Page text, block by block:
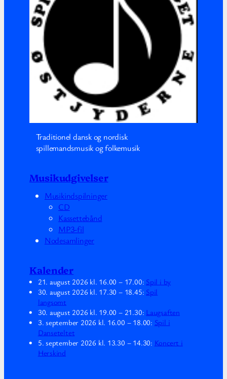
Traditionel dansk og nordisk
spillemandsmusik og folkemusik
Musikudgivelser
Musikindspilninger
CD
Kassettebånd
MP3-fil
Nodesamlinger
Kalender
21. august 2026 kl. 16.00 – 17.00: Spil i by
30. august 2026 kl. 17.30 – 18.45: Spil
langsomt
30. august 2026 kl. 19.00 – 21.30: Laugsaften
3. september 2026 kl. 16.00 – 18.00: Spil i
Danseteltet
5. september 2026 kl. 13.30 – 14.30: Koncert i
Herskind